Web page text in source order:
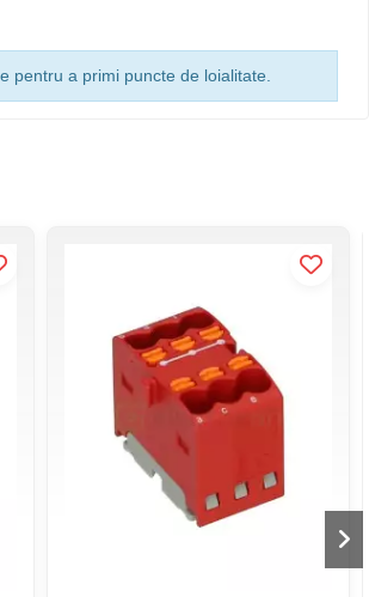
pentru a primi puncte de loialitate.